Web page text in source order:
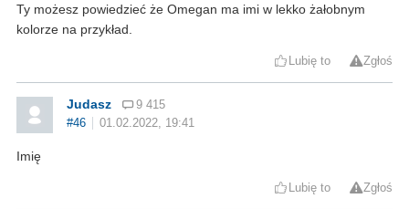
Ty możesz powiedzieć że Omegan ma imi w lekko żałobnym
kolorze na przykład.
Lubię to Zgłoś
Judasz
9 415
#46
01.02.2022, 19:41
Imię
Lubię to Zgłoś